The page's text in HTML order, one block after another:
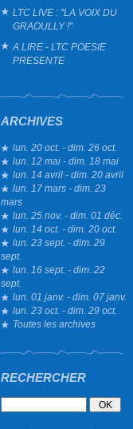
LTC LIVE : "LA VOIX DU
GRAOULLY !"
A LIRE - LTC POESIE
PRESENTE
ARCHIVES
lun. 20 oct. - dim. 26 oct.
lun. 12 mai - dim. 18 mai
lun. 14 avril - dim. 20 avril
lun. 17 mars - dim. 23
mars
lun. 25 nov. - dim. 01 déc.
lun. 14 oct. - dim. 20 oct.
lun. 23 sept. - dim. 29
sept.
lun. 16 sept. - dim. 22
sept.
lun. 01 janv. - dim. 07 janv.
lun. 23 oct. - dim. 29 oct.
Toutes les archives
RECHERCHER